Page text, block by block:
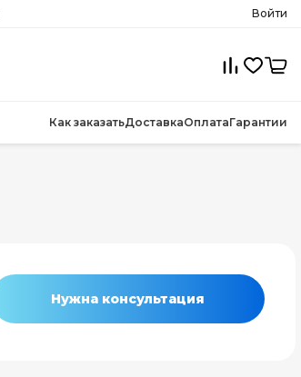
Войти
Как заказатьДоставкаОплатаГарантии
Нужна консультация